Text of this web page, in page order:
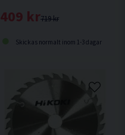
719 kr
409 kr
Skickas normalt inom 1-3 dagar